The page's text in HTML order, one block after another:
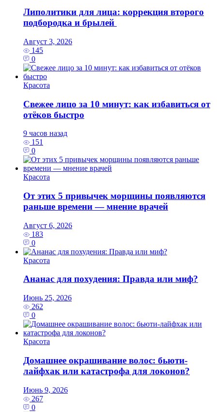
Липолитики для лица: коррекция второго
подбородка и брылей
Август 3, 2026
145
0
Красота
Свежее лицо за 10 минут: как избавиться от
отёков быстро
9 часов назад
151
0
Красота
От этих 5 привычек морщины появляются
раньше времени — мнение врачей
Август 6, 2026
183
0
Красота
Ананас для похудения: Правда или миф?
Июнь 25, 2026
262
0
Красота
Домашнее окрашивание волос: бьюти-
лайфхак или катастрофа для локонов?
Июнь 9, 2026
267
0